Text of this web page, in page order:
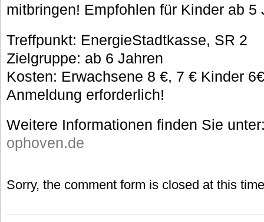
mitbringen! Empfohlen für Kinder ab 5
Treffpunkt: EnergieStadtkasse, SR 2
Zielgruppe: ab 6 Jahren
Kosten: Erwachsene 8 €, 7 € Kinder
Anmeldung erforderlich!
Weitere Informationen finden Sie
ophoven.de
Sorry, the comment form is closed at this